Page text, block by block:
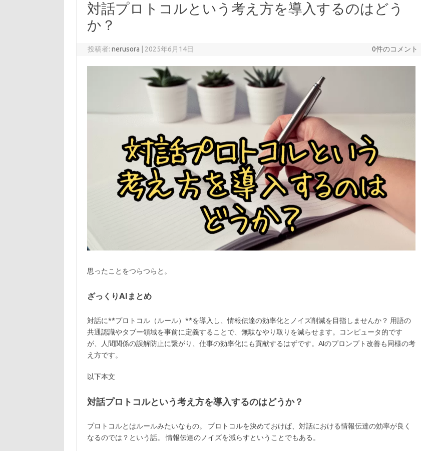
対話プロトコルという考え方を導入するのはどう
か？
投稿者:nerusora 2025年6月14日 0件のコメント
思ったことをつらつらと。
ざっくりAIまとめ
対話に**プロトコル（ルール）**を導入し、情報伝達の効率化とノイズ削減を目指しませんか？ 用語の
共通認識やタブー領域を事前に定義することで、無駄なやり取りを減らせます。コンピュータ的です
が、人間関係の誤解防止に繋がり、仕事の効率化にも貢献するはずです。AIのプロンプト改善も同様の考
え方です。
以下本文
対話プロトコルという考え方を導入するのはどうか？
プロトコルとはルールみたいなもの。 プロトコルを決めておけば、対話における情報伝達の効率が良く
なるのでは？という話。 情報伝達のノイズを減らすということでもある。